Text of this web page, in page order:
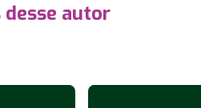
desse autor